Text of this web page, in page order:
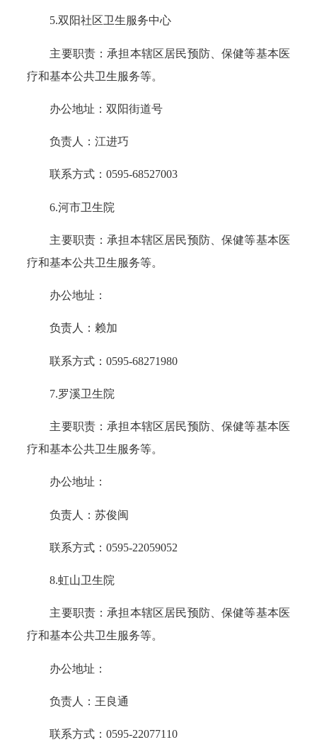
5.双阳社区卫生服务中心
主要职责：承担本辖区居民预防、保健等基本医
疗和基本公共卫生服务等。
办公地址：双阳街道号
负责人：江进巧
联系方式：0595-68527003
6.河市卫生院
主要职责：承担本辖区居民预防、保健等基本医
疗和基本公共卫生服务等。
办公地址：
负责人：赖加
联系方式：0595-68271980
7.罗溪卫生院
主要职责：承担本辖区居民预防、保健等基本医
疗和基本公共卫生服务等。
办公地址：
负责人：苏俊闽
联系方式：0595-22059052
8.虹山卫生院
主要职责：承担本辖区居民预防、保健等基本医
疗和基本公共卫生服务等。
办公地址：
负责人：王良通
联系方式：0595-22077110